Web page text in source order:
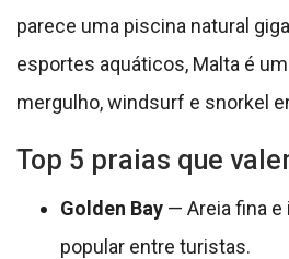
parece uma piscina natural
esportes aquáticos, Malta é
mergulho, windsurf e snorkel
Top 5 praias que
Golden Bay — Areia fina
popular entre turistas.